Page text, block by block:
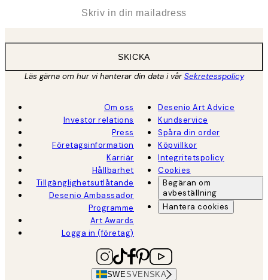
SKICKA
Läs gärna om hur vi hanterar din data i vårSekretesspolicy
Om oss
Investor relations
Press
Företagsinformation
Karriär
Hållbarhet
Tillgänglighetsutlåtande
Desenio Ambassador
Programme
Art Awards
Logga in (företag)
Desenio Art Advice
Kundservice
Spåra din order
Köpvillkor
Integritetspolicy
Cookies
Begäran om
avbeställning
Hantera cookies
SWESVENSKA